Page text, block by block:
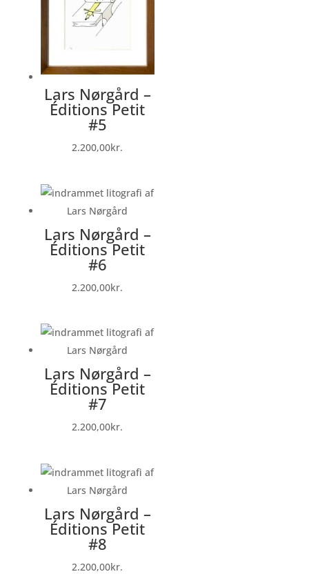
Lars Nørgård –
Éditions Petit
#5
2.200,00kr.
Lars Nørgård –
Éditions Petit
#6
2.200,00kr.
Lars Nørgård –
Éditions Petit
#7
2.200,00kr.
Lars Nørgård –
Éditions Petit
#8
2.200,00kr.